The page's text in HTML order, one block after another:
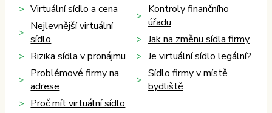
Virtuální sídlo a cena
Nejlevnější virtuální
sídlo
Rizika sídla v pronájmu
Problémové firmy na
adrese
Proč mít virtuální sídlo
Kontroly finančního
úřadu
Jak na změnu sídla firmy
Je virtuální sídlo legální?
Sídlo firmy v místě
bydliště